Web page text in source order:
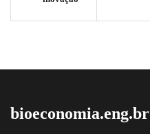
bioeconomia.eng.br